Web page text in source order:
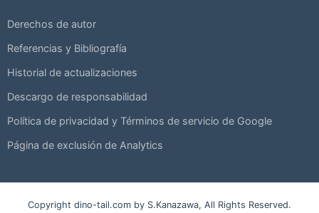
Derechos de autor
Referencias y Bibliografía
Historial de actualizaciones
Descargo de responsabilidad
Política de privacidad y Términos de servicio de Google
Página de exclusión de Analytics
Copyright dino-tail.com by S.Kanazawa, All Rights Reserved.